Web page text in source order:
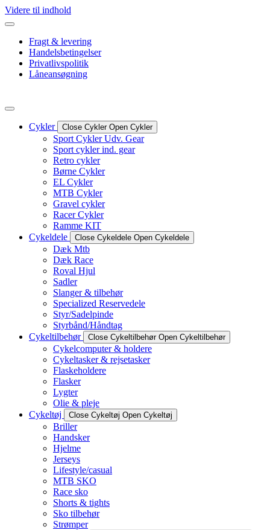
Videre til indhold
Fragt & levering
Handelsbetingelser
Privatlivspolitik
Låneansøgning
Cykler Close Cykler Open Cykler
Sport Cykler Udv. Gear
Sport cykler ind. gear
Retro cykler
Børne Cykler
EL Cykler
MTB Cykler
Gravel cykler
Racer Cykler
Ramme KIT
Cykeldele
Close Cykeldele Open Cykeldele
Dæk Mtb
Dæk Race
Roval Hjul
Sadler
Slanger & tilbehør
Specialized Reservedele
Styr/Sadelpinde
Styrbånd/Håndtag
Cykeltilbehør
Close Cykeltilbehør Open Cykeltilbehør
Cykelcomputer & holdere
Cykeltasker & rejsetasker
Flaskeholdere
Flasker
Lygter
Olie & pleje
Cykeltøj
Close Cykeltøj Open Cykeltøj
Briller
Handsker
Hjelme
Jerseys
Lifestyle/casual
MTB SKO
Race sko
Shorts & tights
Sko tilbehør
Strømper